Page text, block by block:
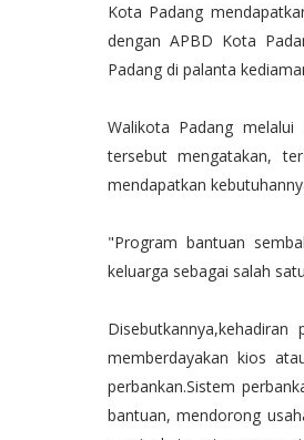
Kota Padang
dengan APBD Kota
Padang di palanta
Walikota Padang
tersebut mengatakan,
mendapatkan
"Program bantuan
keluarga sebagai salah
memberdayakan kios
perbankan.Sistem
bantuan, mendorong